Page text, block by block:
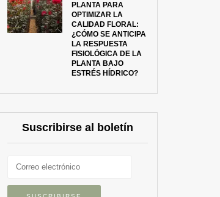
PLANTA PARA
OPTIMIZAR LA
CALIDAD FLORAL:
¿CÓMO SE ANTICIPA
LA RESPUESTA
FISIOLÓGICA DE LA
PLANTA BAJO
ESTRÉS HÍDRICO?
Suscribirse al boletín